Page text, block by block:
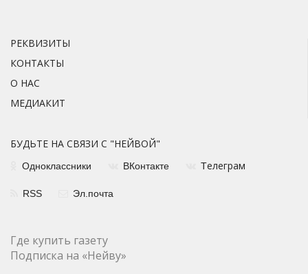
РЕКВИЗИТЫ
КОНТАКТЫ
О НАС
МЕДИАКИТ
БУДЬТЕ НА СВЯЗИ С "НЕЙВОЙ"
Одноклассники ВКонтакте Телеграм
RSS Эл.почта
Где купить газету
Подписка на «Нейву»